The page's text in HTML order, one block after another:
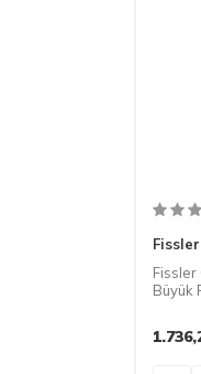
Fissler
Büyük